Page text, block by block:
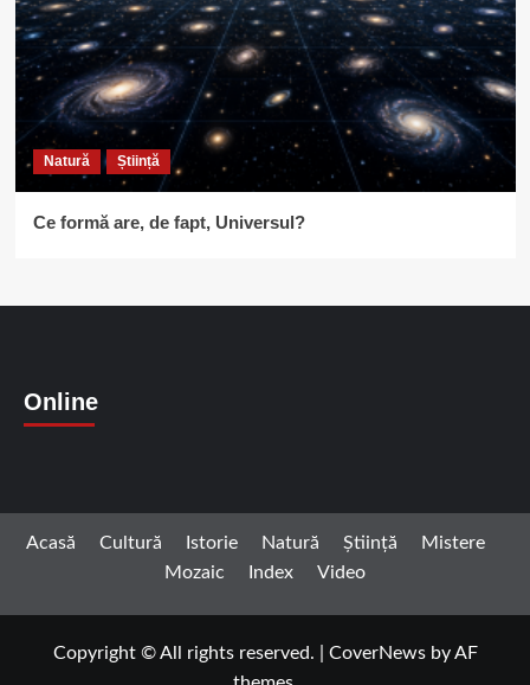
Natură Știință
Ce formă are, de fapt, Universul?
Online
Acasă Cultură Istorie Natură Știință
Mistere
Mozaic
Index Video
Copyright © All rights reserved. CoverNewsby AF